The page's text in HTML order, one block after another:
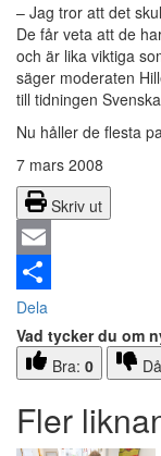
– Jag tror att det
De får veta att de
och är lika viktiga
säger moderaten
till tidningen
Nu håller de flesta
7 mars 2008
Skriv ut
Email
Dela
Vad tycker du om
Bra: 0
Fler